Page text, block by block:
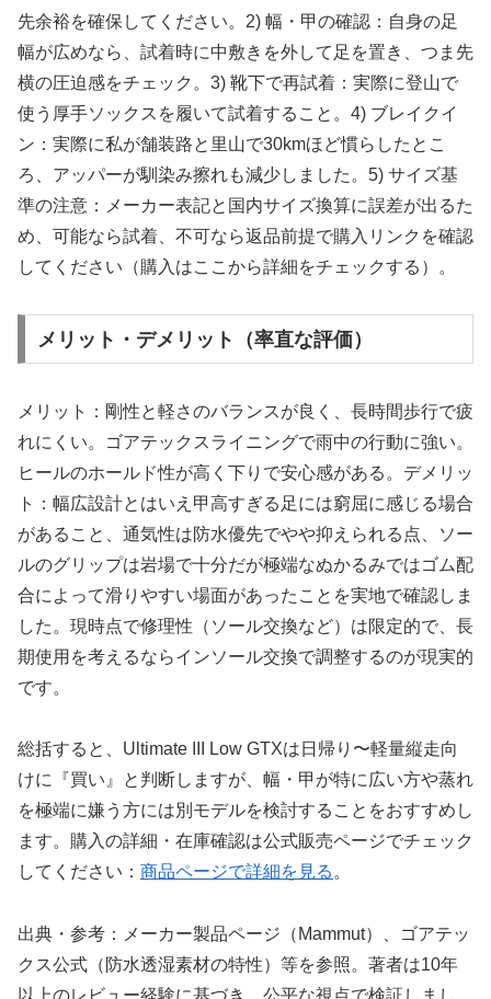
先余裕を確保してください。2) 幅・甲の確認：自身の足
幅が広めなら、試着時に中敷きを外して足を置き、つま先
横の圧迫感をチェック。3) 靴下で再試着：実際に登山で
使う厚手ソックスを履いて試着すること。4) ブレイクイ
ン：実際に私が舗装路と里山で30kmほど慣らしたとこ
ろ、アッパーが馴染み擦れも減少しました。5) サイズ基
準の注意：メーカー表記と国内サイズ換算に誤差が出るた
め、可能なら試着、不可なら返品前提で購入リンクを確認
してください（購入はここから詳細をチェックする）。
メリット・デメリット（率直な評価）
メリット：剛性と軽さのバランスが良く、長時間歩行で疲
れにくい。ゴアテックスライニングで雨中の行動に強い。
ヒールのホールド性が高く下りで安心感がある。デメリッ
ト：幅広設計とはいえ甲高すぎる足には窮屈に感じる場合
があること、通気性は防水優先でやや抑えられる点、ソー
ルのグリップは岩場で十分だが極端なぬかるみではゴム配
合によって滑りやすい場面があったことを実地で確認しま
した。現時点で修理性（ソール交換など）は限定的で、長
期使用を考えるならインソール交換で調整するのが現実的
です。
総括すると、Ultimate III Low GTXは日帰り〜軽量縦走向
けに『買い』と判断しますが、幅・甲が特に広い方や蒸れ
を極端に嫌う方には別モデルを検討することをおすすめし
ます。購入の詳細・在庫確認は公式販売ページでチェック
してください： 商品ページで詳細を見る。
出典・参考：メーカー製品ページ（Mammut）、ゴアテッ
クス公式（防水透湿素材の特性）等を参照。著者は10年